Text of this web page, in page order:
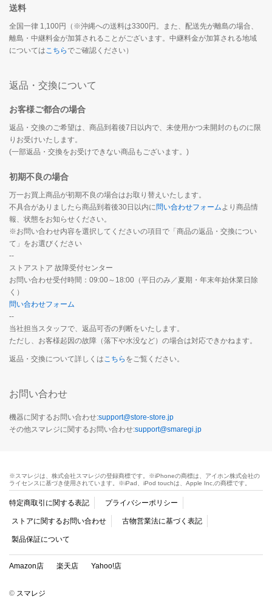
送料
全国一律 1,100円（※沖縄への送料は3300円。また、配送先が離島の場合、
離島・中継料金が加算されることがございます。中継料金が加算される地域
については こちらでご確認ください）
返品・交換について
お客様ご都合の場合
返品・交換のご希望は、商品到着後7日以内で、未使用かつ未開封のものに限
りお受けいたします。
(一部返品・交換をお受けできない商品もございます。)
初期不良の場合
万一お買上商品が初期不良の場合はお取り替えいたします。
不具合がありましたら商品到着後30日以内に問い合わせフォーム より商品情
報、状態をお知らせください。
※お問い合わせ内容を選択してくださいの項目で「商品の返品・交換につい
て」をお選びください
--
ストアストア 故障受付センター
お問い合わせ受付時間：09:00～18:00（平日のみ／夏期・年末年始休業日除
く）
問い合わせフォーム
--
当社担当スタッフで、返品可否の判断をいたします。
ただし、お客様起因の故障（落下や水没など）の場合は対応できかねます。
返品・交換について詳しくは こちら をご覧ください。
お問い合わせ
機器に関するお問い合わせ:support@store-store.jp
その他スマレジに関するお問い合わせ:support@smaregi.jp
※スマレジは、株式会社スマレジの登録商標です。※iPhoneの商標は、アイホン株式会社の
ライセンスに基づき使用されています。※iPad、iPod touchは、Apple Inc,の商標です。
特定商取引に関する表記 プライバシーポリシー
ストアに関するお問い合わせ 古物営業法に基づく表記
製品保証について
Amazon店 楽天店 Yahoo!店
© スマレジ